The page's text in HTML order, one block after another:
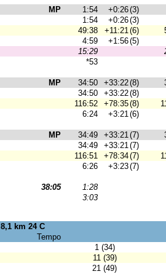
MP 1:54 +0:26(3)
1:54
+0:26(3)
49:38
+11:21(6)
4:59
+1:56(5)
15:29
*53
MP 34:50 +33:22(8)
34:50
+33:22(8)
116:52
+78:35(8)
6:24
+3:21(6)
MP 34:49 +33:21(7)
34:49
+33:21(7)
116:51
+78:34(7)
6:26
+3:23(7)
38:05
1:28
3:03
8,1 km 24 C
Tempo
1 (34)
11 (39)
21 (49)